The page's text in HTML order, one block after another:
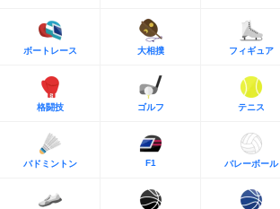
ボートレース 大相撲 フィギュア
格闘技 ゴルフ テニス
バドミントン F1 バレーボール